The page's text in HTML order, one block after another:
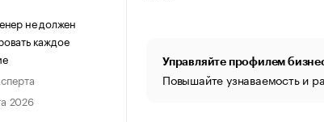
не должен
каждое
2026
Управляйте профилем
Повышайте узнаваемость и